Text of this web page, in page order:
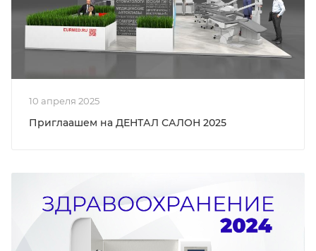
10 апреля 2025
Приглаашем на ДЕНТАЛ САЛОН 2025